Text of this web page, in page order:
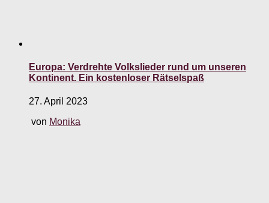
Europa: Verdrehte Volkslieder rund um unseren
Kontinent. Ein kostenloser Rätselspaß
27. April 2023
von Monika